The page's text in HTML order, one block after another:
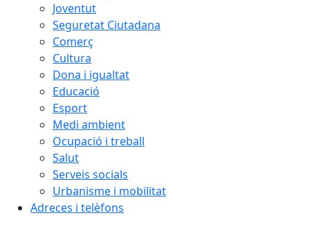
Joventut
Seguretat Ciutadana
Comerç
Cultura
Dona i igualtat
Educació
Esport
Medi ambient
Ocupació i treball
Salut
Serveis socials
Urbanisme i mobilitat
Adreces i telèfons